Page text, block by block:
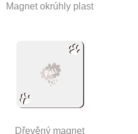
Magnet okrúhly plast
Dřevěný magnet